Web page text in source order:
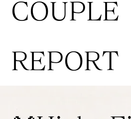
COUPLE
REPORT